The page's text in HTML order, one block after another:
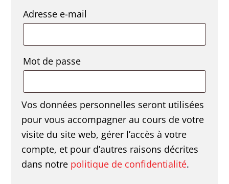
Adresse e-mail
Mot de passe
Vos données personnelles seront utilisées
pour vous accompagner au cours de votre
visite du site web, gérer l’accès à votre
compte, et pour d’autres raisons décrites
dans notre politique de confidentialité.